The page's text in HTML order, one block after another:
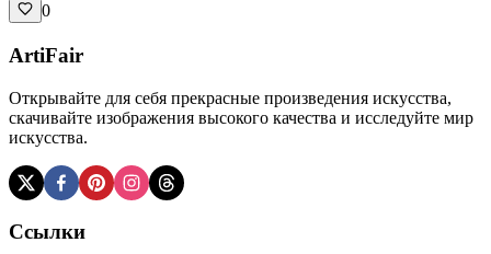
0
ArtiFair
Открывайте для себя прекрасные произведения искусства,
скачивайте изображения высокого качества и исследуйте мир
искусства.
Ссылки